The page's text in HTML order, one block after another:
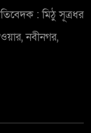
: মিঠু সূত্রধর
নবীনগর,